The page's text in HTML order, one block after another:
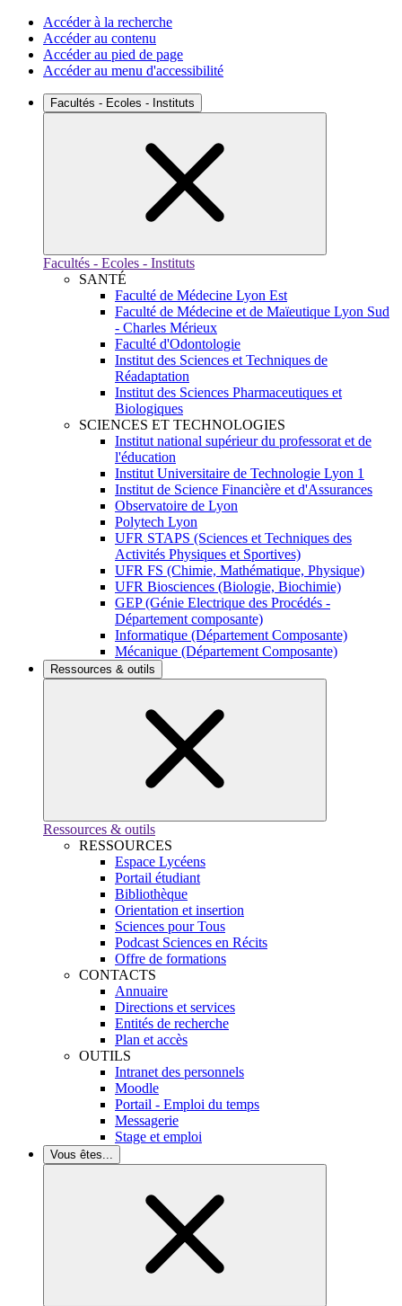
Accéder à la recherche
Accéder au contenu
Accéder au pied de page
Accéder au menu d'accessibilité
Facultés - Ecoles - Instituts
Facultés - Ecoles - Instituts
SANTÉ
Faculté de Médecine Lyon Est
Faculté de Médecine et de Maïeutique Lyon Sud
- Charles Mérieux
Faculté d'Odontologie
Institut des Sciences et Techniques de
Réadaptation
Institut des Sciences Pharmaceutiques et
Biologiques
SCIENCES ET TECHNOLOGIES
Institut national supérieur du professorat et de
l'éducation
Institut Universitaire de Technologie Lyon 1
Institut de Science Financière et d'Assurances
Observatoire de Lyon
Polytech Lyon
UFR STAPS (Sciences et Techniques des
Activités Physiques et Sportives)
UFR FS (Chimie, Mathématique, Physique)
UFR Biosciences (Biologie, Biochimie)
GEP (Génie Electrique des Procédés -
Département composante)
Informatique (Département Composante)
Mécanique (Département Composante)
Ressources & outils
Ressources & outils
RESSOURCES
Espace Lycéens
Portail étudiant
Bibliothèque
Orientation et insertion
Sciences pour Tous
Podcast Sciences en Récits
Offre de formations
CONTACTS
Annuaire
Directions et services
Entités de recherche
Plan et accès
OUTILS
Intranet des personnels
Moodle
Portail - Emploi du temps
Messagerie
Stage et emploi
Vous êtes...